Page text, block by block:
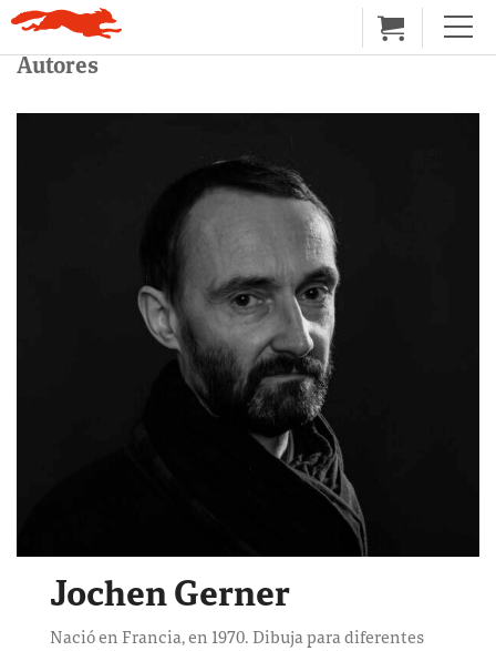
Autores
Jochen Gerner
Nació en Francia, en 1970. Dibuja para diferentes